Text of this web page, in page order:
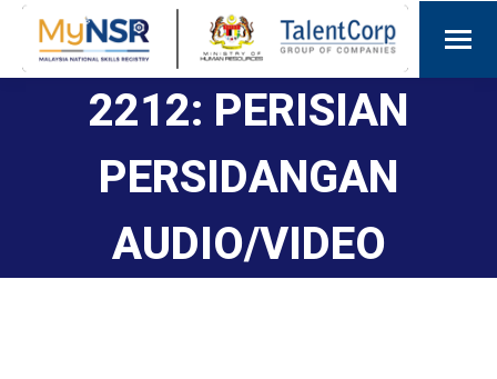
2212: PERISIAN
PERSIDANGAN
AUDIO/VIDEO